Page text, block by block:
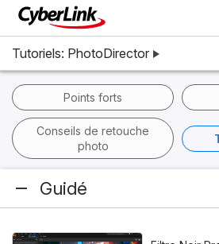
Tutoriels: PhotoDirector
Points forts
Conseils de retouche
photo
Guidé